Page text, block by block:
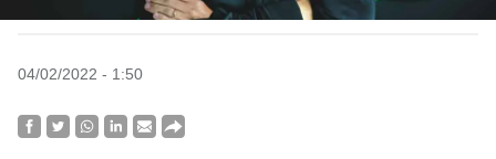
04/02/2022 - 1:50